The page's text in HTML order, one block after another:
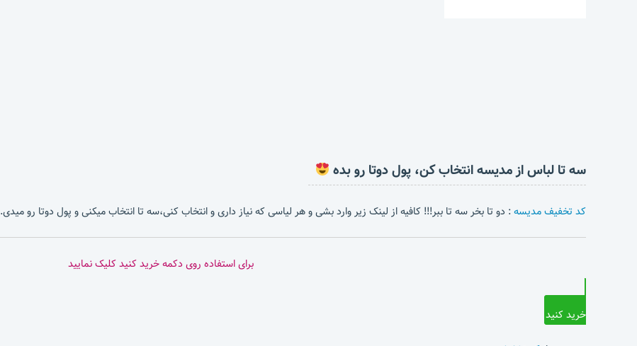
سه تا لباس از مدیسه انتخاب کن، پول دوتا رو بده
کد تخفیف مدیسه: دو تا بخر سه تا ببر!!! کافیه از لینک زیر وارد بشی و هر لیاسی که نیاز داری و انتخاب کنی،سه تا انتخاب میکنی و پول دوتا رو میدی.
برای استفاده روی دکمه خرید کنید کلیک نمایید
خرید کنید